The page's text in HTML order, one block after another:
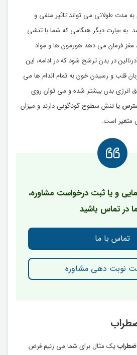
مدت طولانی می تواند تاثیر منفی و
به عبارت دیگر هنگامی که شما با تنشی
مغز فرمان می دهد هورمون ها و مواد
در بدن ترشح شود که در ادامه، این
قلب و رسیدن خون به تمام اندام ها می
انرژی بدن بیشتر شده و می توان روی
یا تنش سطوح گوناگونی دارند و میزان
متغیر است.
و یا ثبت درخواست مشاوره،
در تماس باشید
تماس با ما
نوبت دهی مشاوره
یک مثال برای شما می زنیم فرض